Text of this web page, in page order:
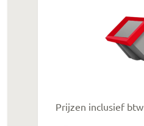
Prijzen inclusief btw